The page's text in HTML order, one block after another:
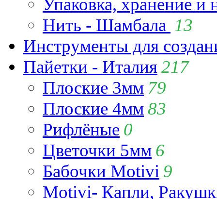
Нить - Шамбала 13
Инструменты для
Пайетки - Италия217
Плоские 3мм 79
Плоские 4мм83
Рифлёные 0
Цветочки 5мм 6
Бабочки Motivi 9
Motivi- Капли,